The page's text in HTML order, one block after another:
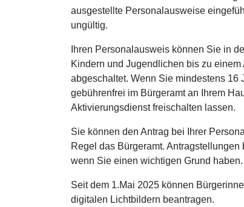
ausgestellte Personalausweise
ungültig.
Ihren Personalausweis können Sie in
Kindern und Jugendlichen bis zu
abgeschaltet. Wenn Sie mindestens
gebührenfrei im Bürgeramt an Ihrem
Aktivierungsdienst freischalten lassen.
Sie können den Antrag bei Ihrer
Regel das Bürgeramt.
wenn Sie einen wichtigen Grund
Seit dem 1.Mai 2025 können
digitalen Lichtbildern beantragen.